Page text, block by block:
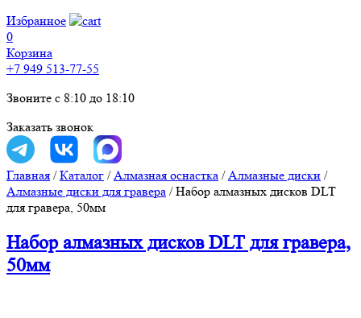
Избранное
0
Корзина
+7 949 513-77-55
Звоните с 8:10 до 18:10
Заказать звонок
Главная /Каталог /Алмазная оснастка /Алмазные диски /
Алмазные диски для гравера /Набор алмазных дисков DLT
для гравера, 50мм
Набор алмазных дисков DLT для гравера,
50мм